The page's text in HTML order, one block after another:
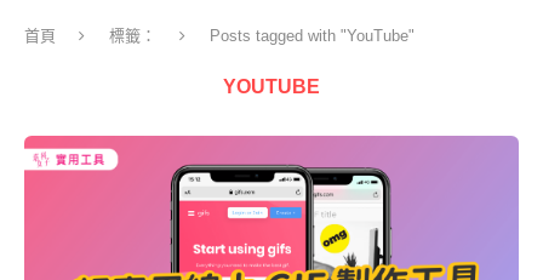
首頁 標籤： Posts tagged with "YouTube"
YOUTUBE